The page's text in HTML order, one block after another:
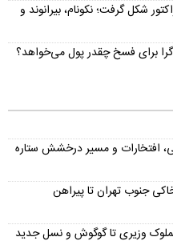
شکل گرفت؛ نکونام، بیرانوند و
افتخارات و مسیر درخشش ستاره
جنوب تهران تا پیراهن
وزیری تا گوگوش و نسل جدید